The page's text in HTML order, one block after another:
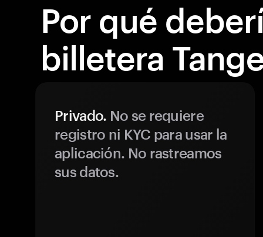
Por qué
billetera
Privado. No se requiere
registro ni KYC para usar la
aplicación. No rastreamos
sus datos.